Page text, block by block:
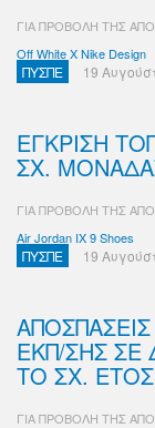
ΓΙΑ ΠΡΟΒΟΛΗ ΤΗΣ
Off White X Nike Design
ΠΥΣΠΕ 19
ΕΓΚΡΙΣΗ
ΣΧ.
ΓΙΑ ΠΡΟΒΟΛΗ ΤΗΣ
Air Jordan IX 9 Shoes
ΠΥΣΠΕ 19
ΕΚΠ/ΣΗΣ ΣΕ
ΤΟ ΣΧ. ΕΤΟΣ
ΓΙΑ ΠΡΟΒΟΛΗ ΤΗΣ